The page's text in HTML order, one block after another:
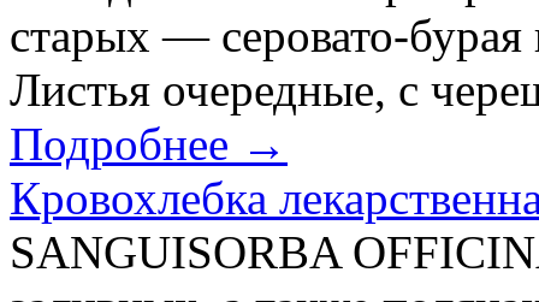
старых — серовато-бурая
Листья очередные, с
Подробнее →
Кровохлебка
SANGUISORBA